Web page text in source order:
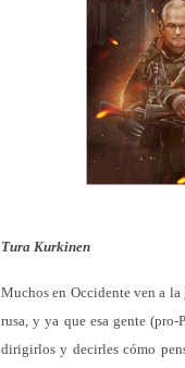
Tura Kurkinen
Muchos en Occidente ven a
rusa, y ya que esa gente
dirigirlos y decirles cómo